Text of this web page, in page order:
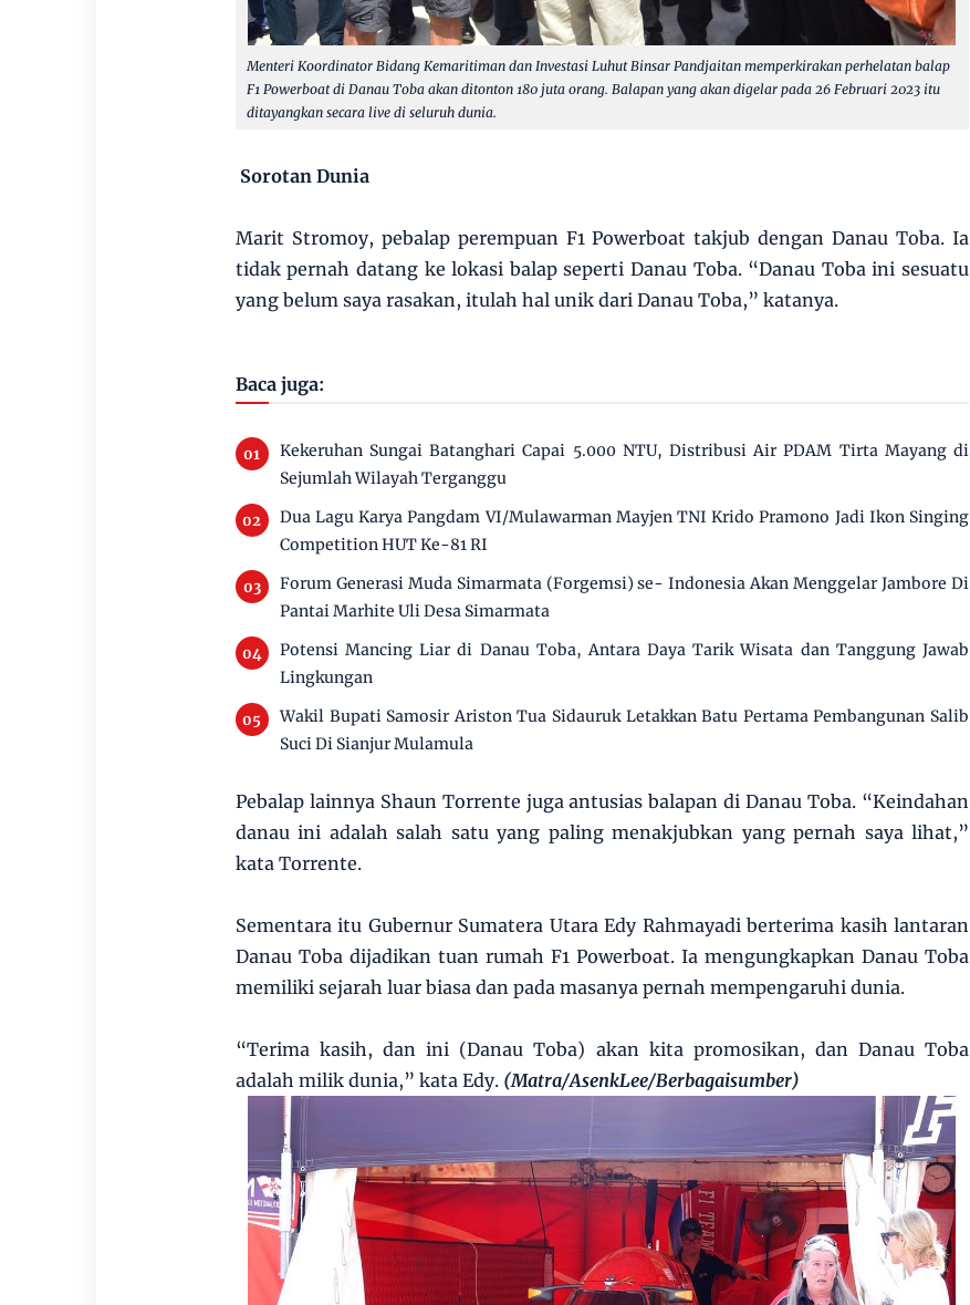
Menteri Koordinator Bidang Kemaritiman dan Investasi Luhut Binsar Pandjaitan memperkirakan perhelatan balap
F1 Powerboat di Danau Toba akan ditonton 180 juta orang. Balapan yang akan digelar pada 26 Februari 2023 itu
ditayangkan secara live di seluruh dunia.
Sorotan Dunia
Marit Stromoy, pebalap perempuan F1 Powerboat takjub dengan Danau Toba. Ia
tidak pernah datang ke lokasi balap seperti Danau Toba. “Danau Toba ini sesuatu
yang belum saya rasakan, itulah hal unik dari Danau Toba,” katanya.
Baca juga:
Kekeruhan Sungai Batanghari Capai 5.000 NTU, Distribusi Air PDAM Tirta Mayang di
Sejumlah Wilayah Terganggu
Dua Lagu Karya Pangdam VI/Mulawarman Mayjen TNI Krido Pramono Jadi Ikon Singing
Competition HUT Ke-81 RI
Forum Generasi Muda Simarmata (Forgemsi) se- Indonesia Akan Menggelar Jambore Di
Pantai Marhite Uli Desa Simarmata
Potensi Mancing Liar di Danau Toba, Antara Daya Tarik Wisata dan Tanggung Jawab
Lingkungan
Wakil Bupati Samosir Ariston Tua Sidauruk Letakkan Batu Pertama Pembangunan Salib
Suci Di Sianjur Mulamula
Pebalap lainnya Shaun Torrente juga antusias balapan di Danau Toba. “Keindahan
danau ini adalah salah satu yang paling menakjubkan yang pernah saya lihat,”
kata Torrente.
Sementara itu Gubernur Sumatera Utara Edy Rahmayadi berterima kasih lantaran
Danau Toba dijadikan tuan rumah F1 Powerboat. Ia mengungkapkan Danau Toba
memiliki sejarah luar biasa dan pada masanya pernah mempengaruhi dunia.
“Terima kasih, dan ini (Danau Toba) akan kita promosikan, dan Danau Toba
adalah milik dunia,” kata Edy. (Matra/AsenkLee/Berbagaisumber)